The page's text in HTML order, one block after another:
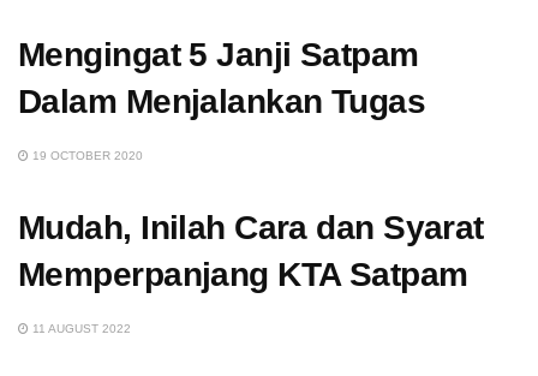
Mengingat 5 Janji Satpam
Dalam Menjalankan Tugas
19 OCTOBER 2020
Mudah, Inilah Cara dan Syarat
Memperpanjang KTA Satpam
11 AUGUST 2022